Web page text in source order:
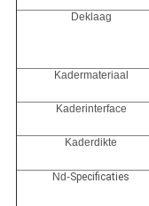
Deklaag
Kadermateriaal
Kaderinterface
Kaderdikte
Nd-Specificaties